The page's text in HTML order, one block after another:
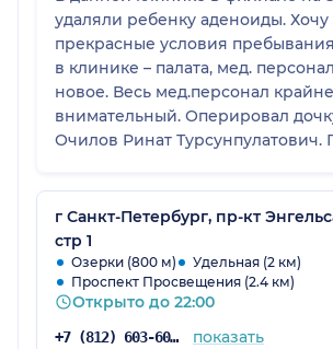
удаляли ребенку аденоиды. Хочу
прекрасные условия
в клинике – палата, мед.
новое. Весь мед.персонал крайне
внимательный. Оперировал дочку врач –
Очилов Ринат Турсунпулатович.
существу. Перед принятием
оперироваться – получили
рекомендаций оперироваться
и действительно все прошло
Дочка ничего не поняла – утром
разместились в палате, ей
играть, пришел анестезиолог –
г Санкт-Петербург, пр-кт
стр 1
Озерки (800 м)
Удельная (2 км)
Проспект Просвещения (2.4 км)
Открыто до 22:00
+7 (812) 603-60-42 показать